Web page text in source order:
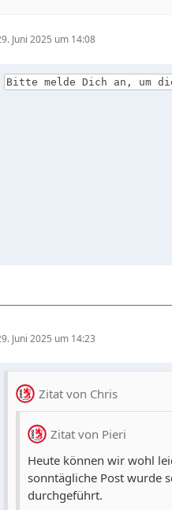
Juni 2025 um 14:08
Bitte melde Dich an, um
Juni 2025 um 14:23
Zitat von Chris
Zitat von Pieri
Heute können wir wohl
sonntägliche Post wurde
durchgeführt.